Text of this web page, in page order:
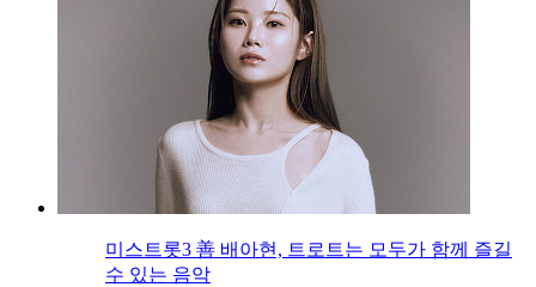
미스트롯3 善 배아현, 트로트는 모두가 함께 즐길
수 있는 음악